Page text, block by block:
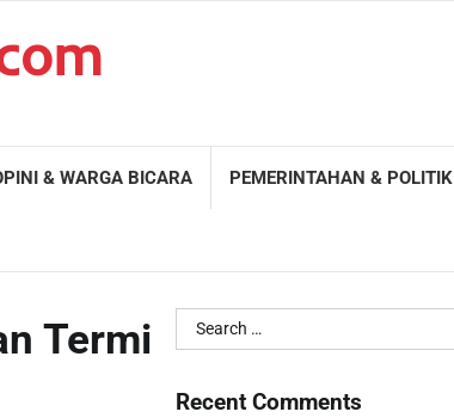
& WARGA BICARA PEMERINTAHAN & POLITIK
Termi
Search
for:
Recent Comments